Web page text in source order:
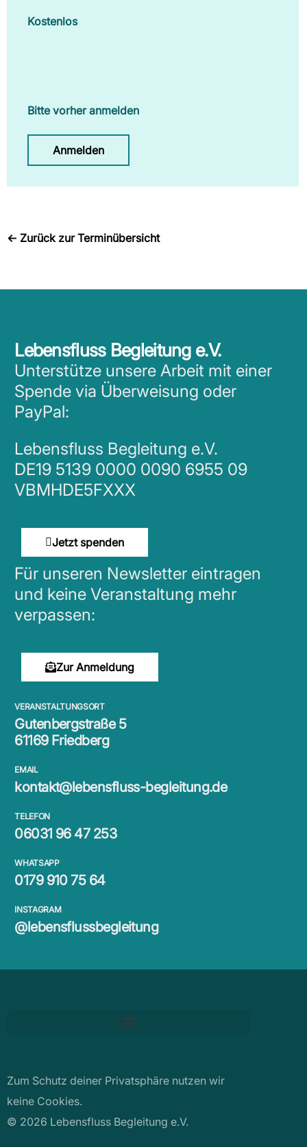
Kostenlos
Bitte vorher anmelden
Anmelden
← Zurück zur Terminübersicht
Lebensfluss Begleitung e.V.
Unterstütze unsere Arbeit mit einer
Spende via Überweisung oder
PayPal:
Lebensfluss Begleitung e.V.
DE19 5139 0000 0090 6955 09
VBMHDE5FXXX
Jetzt spenden
Für unseren Newsletter eintragen
und keine Veranstaltung mehr
verpassen:
Zur Anmeldung
VERANSTALTUNGSORT
Gutenbergstraße 5
61169 Friedberg
EMAIL
kontakt@lebensfluss-begleitung.de
TELEFON
06031 96 47 253
WHATSAPP
0179 910 75 64
INSTAGRAM
@lebensflussbegleitung
Zum Schutz deiner Privatsphäre nutzen wir
keine Cookies.
© 2026 Lebensfluss Begleitung e.V.